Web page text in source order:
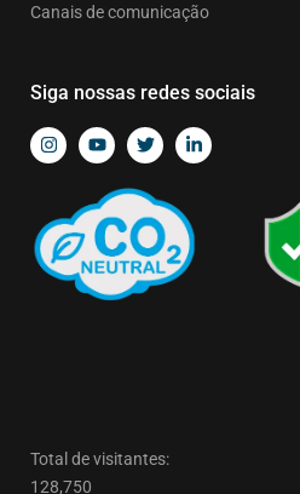
Canais de comunicação
Siga nossas redes sociais
Total de visitantes:
128,750